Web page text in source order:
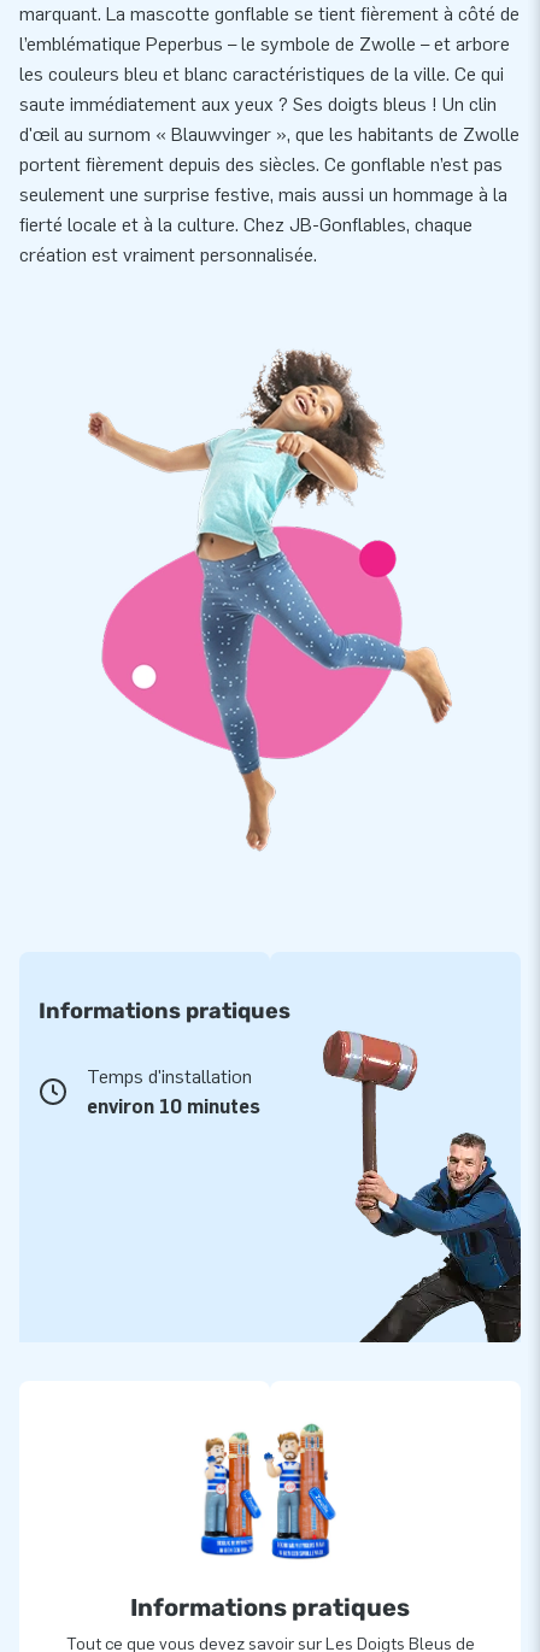
marquant. La mascotte gonflable se tient fièrement à côté de
l’emblématique Peperbus – le symbole de Zwolle – et arbore
les couleurs bleu et blanc caractéristiques de la ville. Ce qui
saute immédiatement aux yeux ? Ses doigts bleus ! Un clin
d'œil au surnom « Blauwvinger », que les habitants de Zwolle
portent fièrement depuis des siècles. Ce gonflable n’est pas
seulement une surprise festive, mais aussi un hommage à la
fierté locale et à la culture. Chez JB-Gonflables, chaque
création est vraiment personnalisée.
Informations pratiques
Temps d'installation
environ 10 minutes
Informations pratiques
Tout ce que vous devez savoir sur Les Doigts Bleus de